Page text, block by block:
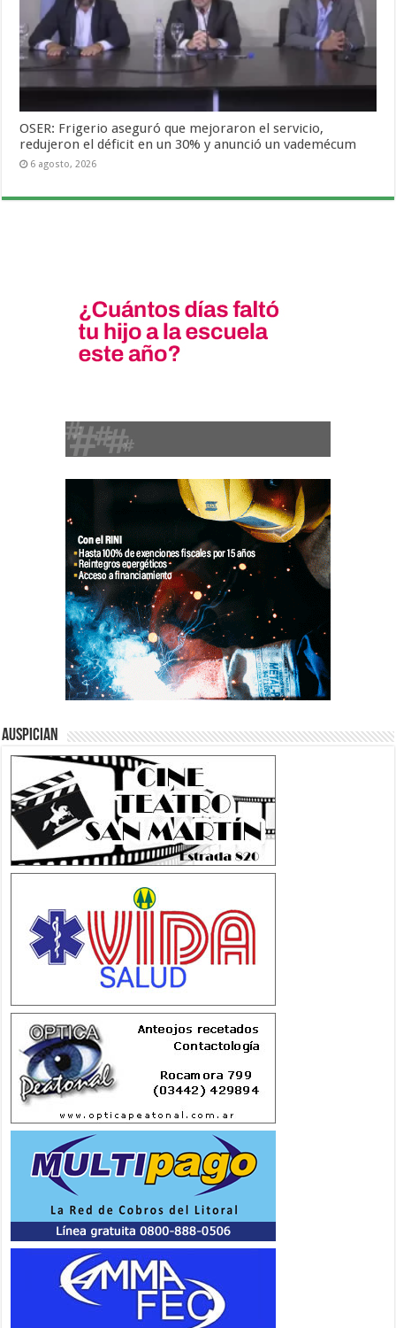
OSER: Frigerio aseguró que mejoraron el servicio,
redujeron el déficit en un 30% y anunció un vademécum
6 agosto, 2026
Auspician